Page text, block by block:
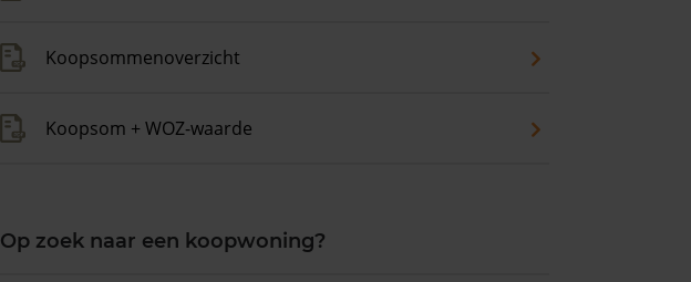
Koopsommenoverzicht
Koopsom + WOZ-waarde
Op zoek naar een koopwoning?